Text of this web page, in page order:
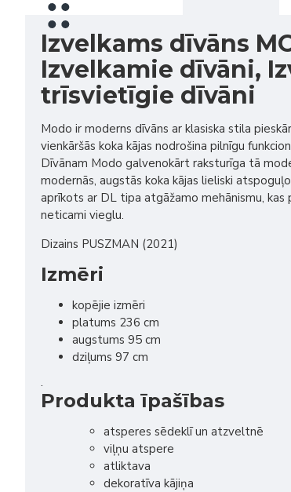
Izvelkams dīvāns
Izvelkamie dīvāni,
trīsvietīgie dīvāni
Modo ir moderns dīvāns ar klasiska stila
vienkāršās koka kājas nodrošina pilnīgu
Dīvānam Modo galvenokārt raksturīga tā
modernās, augstās koka kājas lieliski
aprīkots ar DL tipa atgāžamo mehānismu, kas
neticami vieglu.
Dizains PUSZMAN (2021)
Izmēri
kopējie izmēri
platums 236 cm
augstums 95 cm
dziļums 97 cm
.
Produkta īpašības
atsperes sēdeklī un atzveltnē
viļņu atspere
atliktava
dekoratīva kājiņa